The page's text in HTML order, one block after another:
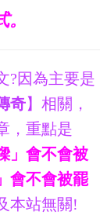
?因為主要是
奇】相關，
，重點是
」會不會被
會不會被罷
本站無關!